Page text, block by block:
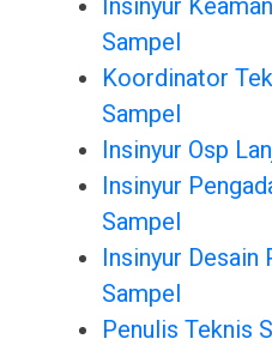
Insinyur
Sampel
Koordinator
Sampel
Insinyur Osp
Insinyur
Sampel
Insinyur Desain
Sampel
Penulis Teknis